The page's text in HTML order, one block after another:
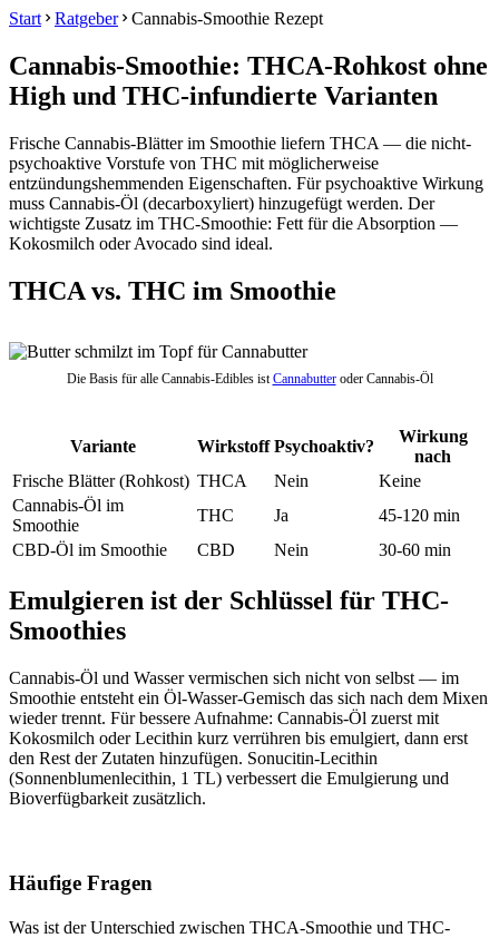
Start Ratgeber Cannabis-Smoothie Rezept
Cannabis-Smoothie: THCA-Rohkost ohne
High und THC-infundierte Varianten
Frische Cannabis-Blätter im Smoothie liefern THCA — die nicht-
psychoaktive Vorstufe von THC mit möglicherweise
entzündungshemmenden Eigenschaften. Für psychoaktive Wirkung
muss Cannabis-Öl (decarboxyliert) hinzugefügt werden. Der
wichtigste Zusatz im THC-Smoothie: Fett für die Absorption —
Kokosmilch oder Avocado sind ideal.
THCA vs. THC im Smoothie
Die Basis für alle Cannabis-Edibles ist Cannabutteroder Cannabis-Öl
Variante Wirkstoff Psychoaktiv?
Wirkung
nach
Frische Blätter (Rohkost) THCA Nein
Keine
Cannabis-Öl im
Smoothie
THC Ja
45-120 min
CBD-Öl im Smoothie
CBD Nein 30-60 min
Emulgieren ist der Schlüssel für THC-
Smoothies
Cannabis-Öl und Wasser vermischen sich nicht von selbst — im
Smoothie entsteht ein Öl-Wasser-Gemisch das sich nach dem Mixen
wieder trennt. Für bessere Aufnahme: Cannabis-Öl zuerst mit
Kokosmilch oder Lecithin kurz verrühren bis emulgiert, dann erst
den Rest der Zutaten hinzufügen. Sonucitin-Lecithin
(Sonnenblumenlecithin, 1 TL) verbessert die Emulgierung und
Bioverfügbarkeit zusätzlich.
Häufige Fragen
Was ist der Unterschied zwischen THCA-Smoothie und THC-